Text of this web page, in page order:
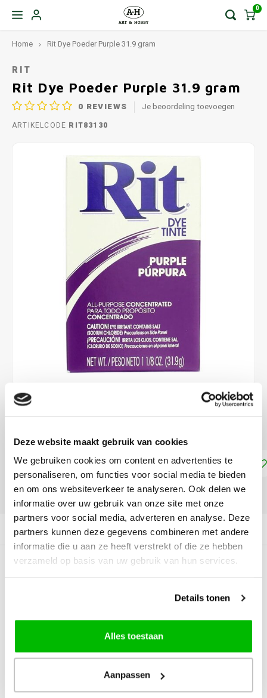
Deze website maakt gebruik van cookies
We gebruiken cookies om content en advertenties te
personaliseren, om functies voor social media te bieden
en om ons websiteverkeer te analyseren. Ook delen we
informatie over uw gebruik van onze site met onze
partners voor social media, adverteren en analyse. Deze
partners kunnen deze gegevens combineren met andere
informatie die u aan ze heeft verstrekt of die ze hebben
verzameld op basis van uw gebruik van hun services.
Details tonen
Alles toestaan
Aanpassen
0
Home Rit Dye Poeder Purple 31.9 gram
RIT
Rit Dye Poeder Purple 31.9 gram
0 REVIEWS Je beoordeling toevoegen
ARTIKELCODE RIT83130
€4,99
Toevoegen aan winkelwagen
DELEN:
Productomschrijving
STERREN OP BASIS VAN